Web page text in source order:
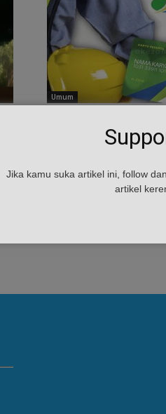
Umum
Dari BPJS,
Cicil Rumah Dengan Bunga
Berminat? - Program baru
Jika kamu suka artikel ini, follow
artikel